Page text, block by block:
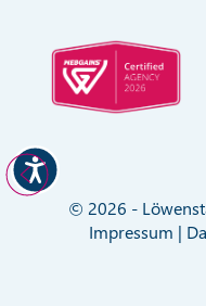
© 2026 -
Impressum |